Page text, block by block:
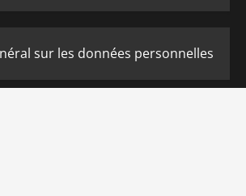
sur les données personnelles